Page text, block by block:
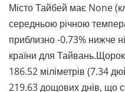
Місто Тайбей має None
середньою річною
приблизно -0.73% нижче
країни для
186.52 міліметрів (7.34
219.63 дощових днів, що